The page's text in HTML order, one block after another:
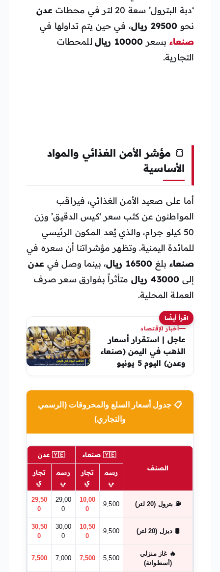
‘دبة البترول’ سعة 20 لتر في محطات
عدن
نحو 29500 ريال
، في حين يتم تداولها في
صنعاء بسعر 10000 ريال
للمحطات
التجارية.
🍞 مؤشر الأمن الغذائي والمواد
الأساسية
أما على صعيد الأمن الغذائي، فيراقب
المواطنون عن كثب سعر ‘كيس الدقيق’ وزن
50 كيلو جرام، والذي يُعد المكون الرئيسي
للمائدة اليمنية. وتظهر مؤشراتنا أن سعره في
صنعاء بلغ 16500 ريال ، بينما وصل في عدن
إلى 43000 ريال
متأثراً بفوارق سعر صرف
العملة المحلية.
اقرأ أيضًا
أخبار الإقتصاد
عاجل | استقرار أسعار
الذهب في اليمن (صنعاء
وعدن) اليوم 5 يونيو
2026 – التحديث
📋 جدول أسعار السلع والمحروقات (الرسمي
والتجاري)
الصنف
🇾🇪 صنعاء 🇾🇪 عدن
رسم
ي
تجار
ي
رسم
ي
تجار
ي
⛽ بترول (20 لتر) 9,500
10,00
0
29,00
0
29,50
0
🛢️ ديزل (20 لتر) 9,500
10,50
0
30,00
0
30,50
0
🔥 غاز منزلي
(أسطوانة)
5,500
7,500
7,000
7,500